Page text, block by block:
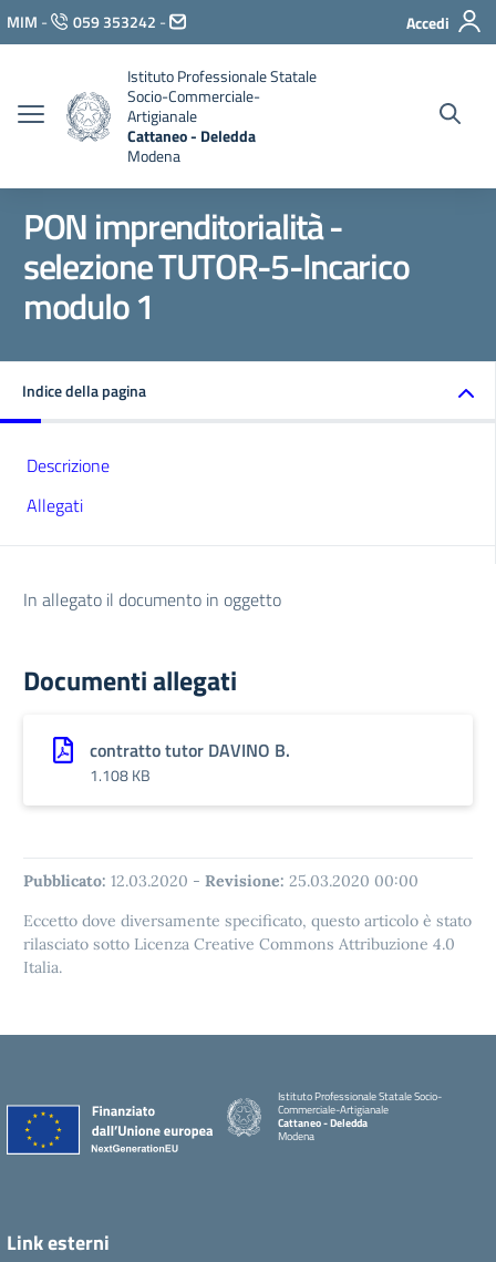
Vai ai contenuti
Vai al menu di navigazione
Vai al footer
MIM - 059 353242 - Accedi
Istituto Professionale Statale
Socio-Commerciale-
Artigianale
Cattaneo - Deledda
Modena
PON imprenditorialità -
selezione TUTOR-5-Incarico
modulo 1
Indice della pagina
Descrizione
Allegati
In allegato il documento in oggetto
Documenti allegati
contratto tutor DAVINO B.
1.108 KB
Pubblicato: 12.03.2020 - Revisione: 25.03.2020 00:00
Eccetto dove diversamente specificato, questo articolo è stato
rilasciato sotto Licenza Creative Commons Attribuzione 4.0
Italia.
Istituto Professionale Statale Socio-
Commerciale-Artigianale
Cattaneo - Deledda
Modena
Link esterni